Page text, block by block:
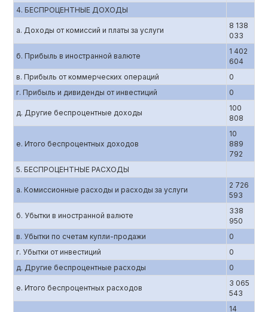
4. БЕСПРОЦЕНТНЫЕ ДОХОДЫ
а. Доходы от комиссий и платы за услуги
8 138
033
б. Прибыль в иностранной валюте
1 402
604
в. Прибыль от коммерческих операций
0
г. Прибыль и дивиденды от инвестиций
0
д. Другие беспроцентные доходы
100
808
е. Итого беспроцентных доходов
10
889
792
5. БЕСПРОЦЕНТНЫЕ РАСХОДЫ
а. Комиссионные расходы и расходы за услуги
2 726
593
б. Убытки в иностранной валюте
338
950
в. Убытки по счетам купли-продажи
0
г. Убытки от инвестиций
0
д. Другие беспроцентные расходы
0
е. Итого беспроцентных расходов
3 065
543
14